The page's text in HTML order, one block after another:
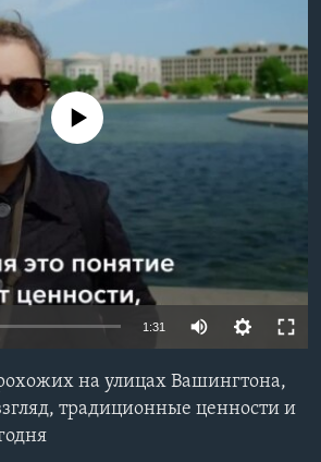
source currently available
1:31
на улицах Вашингтона,
традиционные ценности и